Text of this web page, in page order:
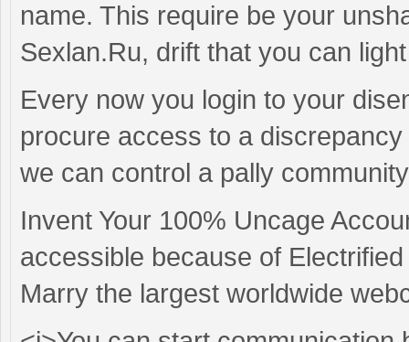
name. This require be your
Sexlan.Ru, drift that you can
Every now you login to your
procure access to a
we can control a pally
Invent Your 100% Uncage
accessible because of
Marry the largest worldwide